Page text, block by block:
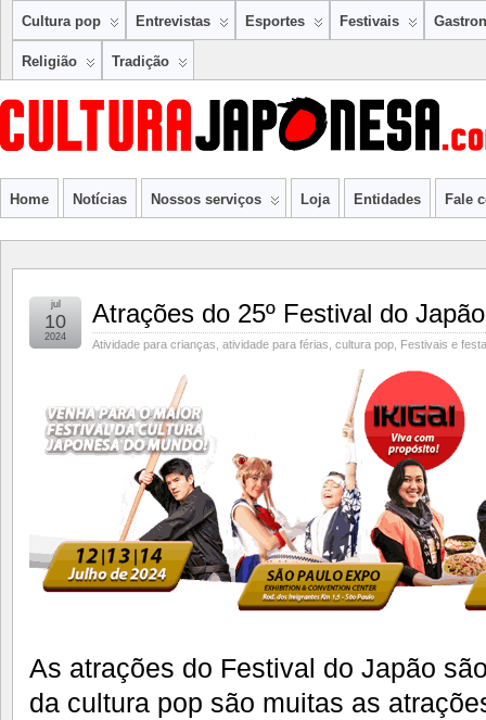
Cultura pop Entrevistas Esportes Festivais
Religião Tradição
Home Notícias Nossos serviços Loja Entidades Fale
Atrações do 25º Festival do
Atividade para crianças atividade para férias cultura pop Festivais e
jul
10
2024
As atrações do Festival do Japão
da cultura pop são muitas as